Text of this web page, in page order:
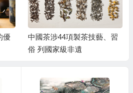
優
中國茶涉44項製茶技藝、習
俗 列國家級非遺